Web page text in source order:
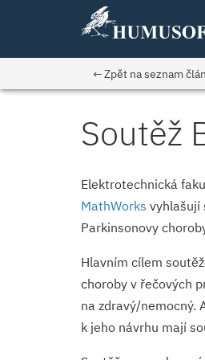
← Zpět na seznam
Soutěž
Elektrotechnická
MathWorks vyhlašují
Parkinsonovy
Hlavním cílem
choroby v řečových
na zdravý/nemocný.
k jeho návrhu mají